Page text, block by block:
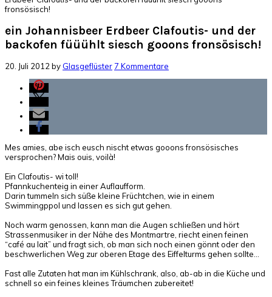
fronsösisch!
ein Johannisbeer Erdbeer Clafoutis- und der
backofen füüühlt siesch gooons fronsösisch!
20. Juli 2012by Glasgeflüster7 Kommentare
Mes amies, abe isch eusch nischt etwas gooons fronsösisches
versprochen? Mais ouis, voilà!
Ein Clafoutis- wi toll!
Pfannkuchenteig in einer Auflaufform.
Darin tummeln sich süße kleine Früchtchen, wie in einem
Swimmingppol und lassen es sich gut gehen.
Noch warm genossen, kann man die Augen schließen und hört
Strassenmusiker in der Nähe des Montmartre, riecht einen feinen
“café au lait” und fragt sich, ob man sich noch einen gönnt oder den
beschwerlichen Weg zur oberen Etage des Eiffelturms gehen sollte…
Fast alle Zutaten hat man im Kühlschrank, also, ab-ab in die Küche und
schnell so ein feines kleines Träumchen zubereitet!